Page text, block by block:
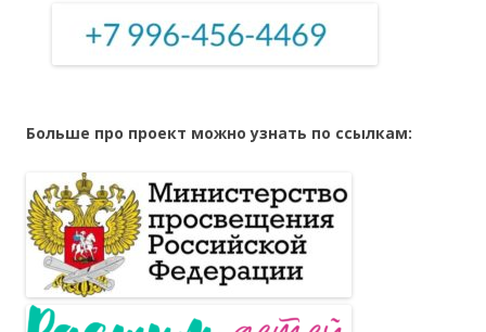
Больше про проект можно узнать по ссылкам: